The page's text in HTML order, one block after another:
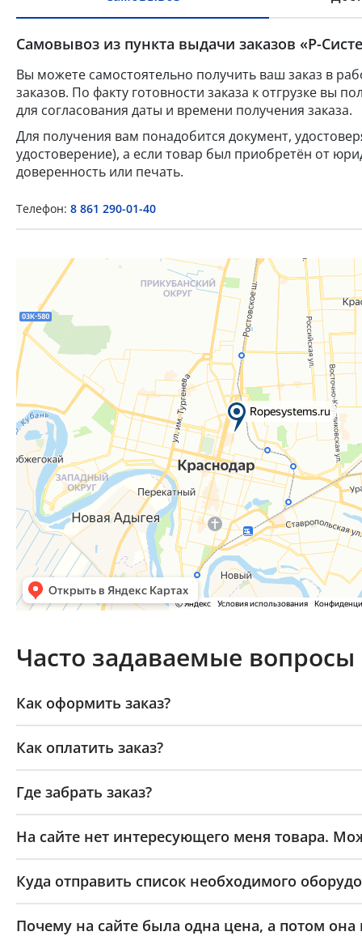
Самовывоз из пункта выдачи заказов «Р-
Вы можете самостоятельно получить ваш заказ в
заказов. По факту готовности заказа к отгрузке вы
для согласования даты и времени получения заказа.
Для получения вам понадобится документ,
удостоверение), а если товар был приобретён от
доверенность или печать.
Телефон: 8 861 290-01-40
Часто задаваемые вопросы
Как оформить заказ?
Как оплатить заказ?
Где забрать заказ?
На сайте нет интересующего меня товара.
Куда отправить список необходимого
Почему на сайте была одна цена, а потом она